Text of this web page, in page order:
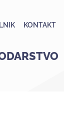
KONTAKT